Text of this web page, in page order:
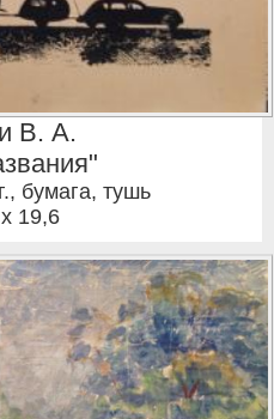
В. А.
, бумага, тушь
19,6